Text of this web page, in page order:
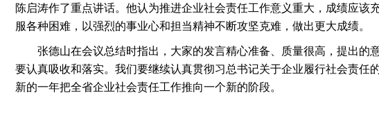
陈启涛作了重点讲话。他认为推进企业社会责任工作意义重大，成绩应该
服各种困难，以强烈的事业心和担当精神不断攻坚克难，做出更大成绩。
张德山在会议总结时指出，大家的发言精心准备、质量很高，提出的
要认真吸收和落实。我们要继续认真贯彻习总书记关于企业履行社会责任
新的一年把全省企业社会责任工作推向一个新的阶段。